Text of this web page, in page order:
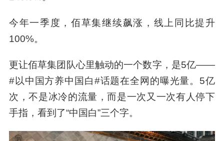
一个单品，燃起一把火。从去年到开展这天，
业绩，是更好的例证。2025年，包含佰草集在内
的美妆板块收入同比增长53.70%；这一年，佰草
集在抖音上突飞猛进，抖音自播GMV同比增长